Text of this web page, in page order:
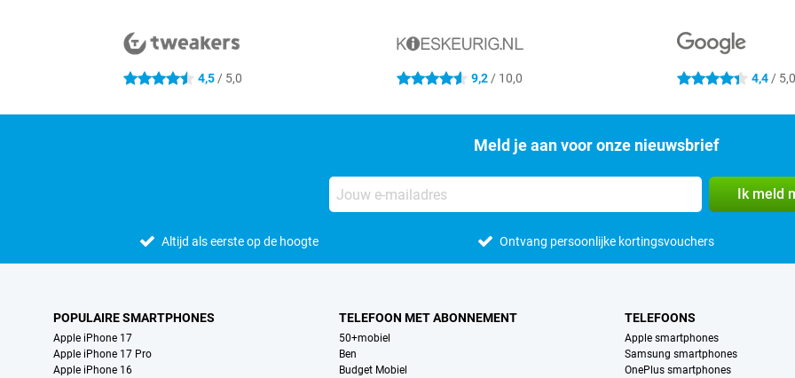
4.5 sterren 4,5/ 5,0 4.6 sterren 9,2/ 10,0 4.4 sterren 4,4 / 5,0
Meld je aan voor onze nieuwsbrief
Ik meld
Altijd als eerste op de hoogte Ontvang persoonlijke kortingsvouchers
POPULAIRE SMARTPHONES
Apple iPhone 17
Apple iPhone 17 Pro
Apple iPhone 16
TELEFOON MET ABONNEMENT
50+mobiel
Ben
Budget Mobiel
TELEFOONS
Apple smartphones
Samsung smartphones
OnePlus smartphones